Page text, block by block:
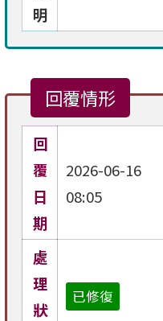
明
回覆情形
回
覆
日
期
2026-06-16
08:05
處
理
狀
已修復